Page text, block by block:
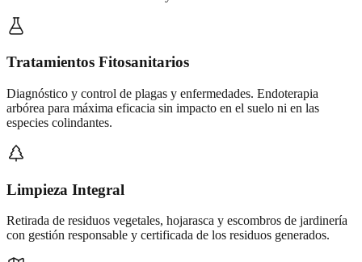
Tratamientos Fitosanitarios
Diagnóstico y control de plagas y enfermedades. Endoterapia
arbórea para máxima eficacia sin impacto en el suelo ni en las
especies colindantes.
Limpieza Integral
Retirada de residuos vegetales, hojarasca y escombros de jardinería
con gestión responsable y certificada de los residuos generados.